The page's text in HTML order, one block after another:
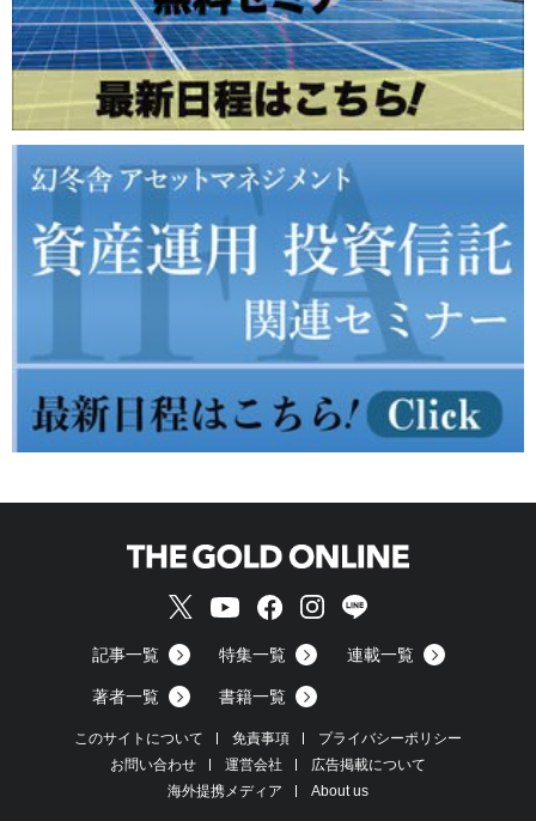
記事一覧 特集一覧 連載一覧
著者一覧 書籍一覧
このサイトについて 免責事項
プライバシーポリシー
お問い合わせ
運営会社
広告掲載について
海外提携メディア
About us